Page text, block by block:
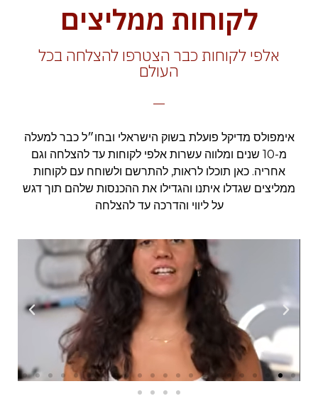
לקוחות ממליצים
אלפי לקוחות כבר הצטרפו להצלחה בכל
העולם
אימפולס מדיקל פועלת בשוק הישראלי ובחו״ל כבר למעלה
מ-10 שנים ומלווה עשרות אלפי לקוחות עד להצלחה וגם
אחריה. כאן תוכלו לראות, להתרשם ולשוחח עם לקוחות
ממליצים שגדלו איתנו והגדילו את ההכנסות שלהם תוך דגש
על ליווי והדרכה עד להצלחה